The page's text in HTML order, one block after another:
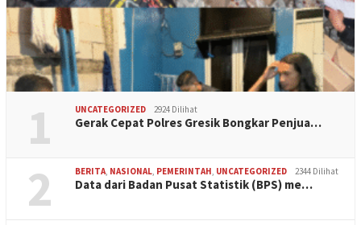
1 UNCATEGORIZED 2924 Dilihat
Gerak Cepat Polres Gresik Bongkar Penjua…
2 BERITA, NASIONAL, PEMERINTAH, UNCATEGORIZED 2344 Dilihat
Data dari Badan Pusat Statistik (BPS) me…